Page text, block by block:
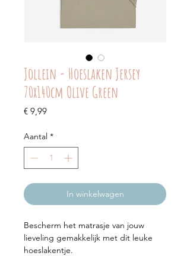
Jollein - Hoeslaken Jersey
70x140cm Olive Green
€ 9,99Prijs
Aantal *
In winkelwagen
Bescherm het matrasje van jouw
lieveling gemakkelijk met dit leuke
hoeslakentje.